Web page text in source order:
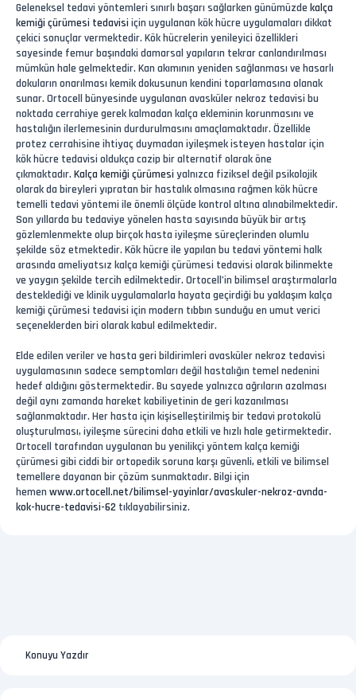
Geleneksel tedavi yöntemleri sınırlı başarı sağlarken günümüzde kalça
kemiği çürümesi tedavisi için uygulanan kök hücre uygulamaları dikkat
çekici sonuçlar vermektedir. Kök hücrelerin yenileyici özellikleri
sayesinde femur başındaki damarsal yapıların tekrar canlandırılması
mümkün hale gelmektedir. Kan akımının yeniden sağlanması ve hasarlı
dokuların onarılması kemik dokusunun kendini toparlamasına olanak
sunar. Ortocell bünyesinde uygulanan avasküler nekroz tedavisi bu
noktada cerrahiye gerek kalmadan kalça ekleminin korunmasını ve
hastalığın ilerlemesinin durdurulmasını amaçlamaktadır. Özellikle
protez cerrahisine ihtiyaç duymadan iyileşmek isteyen hastalar için
kök hücre tedavisi oldukça cazip bir alternatif olarak öne
çıkmaktadır. Kalça kemiği çürümesi yalnızca fiziksel değil psikolojik
olarak da bireyleri yıpratan bir hastalık olmasına rağmen kök hücre
temelli tedavi yöntemi ile önemli ölçüde kontrol altına alınabilmektedir.
Son yıllarda bu tedaviye yönelen hasta sayısında büyük bir artış
gözlemlenmekte olup birçok hasta iyileşme süreçlerinden olumlu
şekilde söz etmektedir. Kök hücre ile yapılan bu tedavi yöntemi halk
arasında ameliyatsız kalça kemiği çürümesi tedavisi olarak bilinmekte
ve yaygın şekilde tercih edilmektedir. Ortocell’in bilimsel araştırmalarla
desteklediği ve klinik uygulamalarla hayata geçirdiği bu yaklaşım kalça
kemiği çürümesi tedavisi için modern tıbbın sunduğu en umut verici
seçeneklerden biri olarak kabul edilmektedir.
Elde edilen veriler ve hasta geri bildirimleri avasküler nekroz tedavisi
uygulamasının sadece semptomları değil hastalığın temel nedenini
hedef aldığını göstermektedir. Bu sayede yalnızca ağrıların azalması
değil aynı zamanda hareket kabiliyetinin de geri kazanılması
sağlanmaktadır. Her hasta için kişiselleştirilmiş bir tedavi protokolü
oluşturulması, iyileşme sürecini daha etkili ve hızlı hale getirmektedir.
Ortocell tarafından uygulanan bu yenilikçi yöntem kalça kemiği
çürümesi gibi ciddi bir ortopedik soruna karşı güvenli, etkili ve bilimsel
temellere dayanan bir çözüm sunmaktadır. Bilgi için
hemen www.ortocell.net/bilimsel-yayinlar/avaskuler-nekroz-avnda-
kok-hucre-tedavisi-62 tıklayabilirsiniz.
Konuyu Yazdır